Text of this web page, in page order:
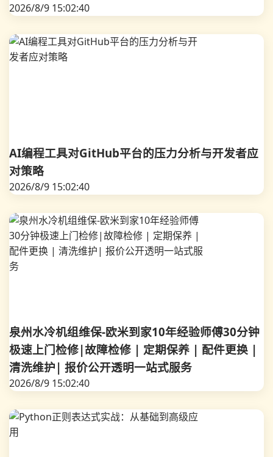
2026/8/9 15:02:40
AI编程工具对GitHub平台的压力分析与开发者应
对策略
2026/8/9 15:02:40
泉州水冷机组维保-欧米到家10年经验师傅30分钟
极速上门检修|故障检修 | 定期保养 | 配件更换 |
清洗维护| 报价公开透明一站式服务
2026/8/9 15:02:40